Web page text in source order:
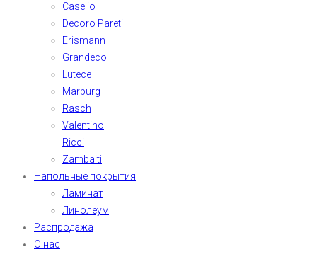
Caselio
Decoro Pareti
Erismann
Grandeco
Lutece
Marburg
Rasch
Valentino
Ricci
Zambaiti
Напольные покрытия
Ламинат
Линолеум
Распродажа
О нас